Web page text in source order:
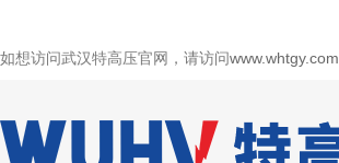
如想访问武汉特高压官网，请访问www.whtgy.com